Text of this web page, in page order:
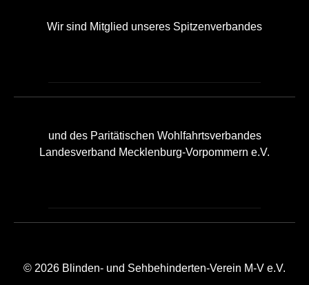
Wir sind Mitglied unseres Spitzenverbandes
und des Paritätischen Wohlfahrtsverbandes
Landesverband Mecklenburg-Vorpommern e.V.
© 2026 Blinden- und Sehbehinderten-Verein M-V e.V.